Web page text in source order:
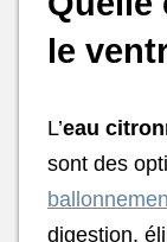
le
L’eau
sont des
digestion,